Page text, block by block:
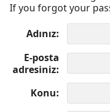
If you forgot your
Adınız
E-posta
adresiniz
Konu